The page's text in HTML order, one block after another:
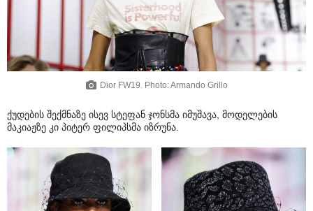
Dior FW19. Photo: Armando Grillo
ქუდების შექმნაზე ისევ სტეფან ჯონსმა იმუშავა, მოდელების
მაკიაჟზე კი პიტერ ფილიპსმა იზრუნა.